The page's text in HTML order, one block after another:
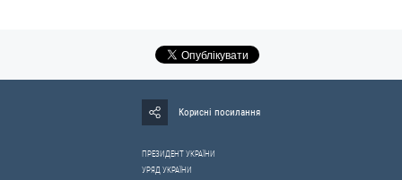
Корисні посилання
ПРЕЗИДЕНТ УКРАЇНИ
УРЯД УКРАЇНИ